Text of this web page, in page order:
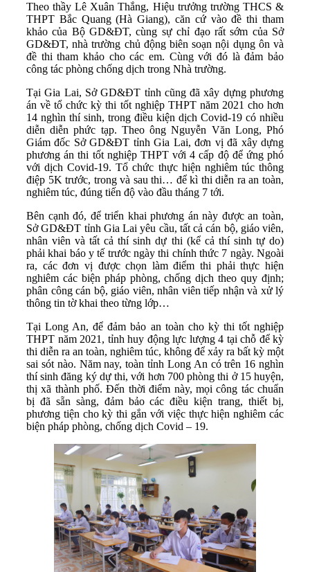
Theo thầy Lê Xuân Thắng, Hiệu trưởng trường THCS &
THPT Bắc Quang (Hà Giang), căn cứ vào đề thi tham
khảo của Bộ GD&ĐT, cùng sự chỉ đạo rất sớm của Sở
GD&ĐT, nhà trường chủ động biên soạn nội dụng ôn và
đề thi tham khảo cho các em. Cùng với đó là đảm bảo
công tác phòng chống dịch trong Nhà trường.
Tại Gia Lai, Sở GD&ĐT tỉnh cũng đã xây dựng phương
án về tổ chức kỳ thi tốt nghiệp THPT năm 2021 cho hơn
14 nghìn thí sinh, trong điều kiện dịch Covid-19 có nhiều
diễn diễn phức tạp. Theo ông Nguyễn Văn Long, Phó
Giám đốc Sở GD&ĐT tỉnh Gia Lai, đơn vị đã xây dựng
phương án thi tốt nghiệp THPT với 4 cấp độ để ứng phó
với dịch Covid-19. Tổ chức thực hiện nghiêm túc thông
điệp 5K trước, trong và sau thi… để kì thi diễn ra an toàn,
nghiêm túc, đúng tiến độ vào đầu tháng 7 tới.
Bên cạnh đó, để triển khai phương án này được an toàn,
Sở GD&ĐT tỉnh Gia Lai yêu cầu, tất cả cán bộ, giáo viên,
nhân viên và tất cả thí sinh dự thi (kể cả thí sinh tự do)
phải khai báo y tế trước ngày thi chính thức 7 ngày. Ngoài
ra, các đơn vị được chọn làm điểm thi phải thực hiện
nghiêm các biện pháp phòng, chống dịch theo quy định;
phân công cán bộ, giáo viên, nhân viên tiếp nhận và xử lý
thông tin tờ khai theo từng lớp…
Tại Long An, để đảm bảo an toàn cho kỳ thi tốt nghiệp
THPT năm 2021, tỉnh huy động lực lượng 4 tại chỗ để kỳ
thi diễn ra an toàn, nghiêm túc, không để xảy ra bất kỳ một
sai sót nào. Năm nay, toàn tỉnh Long An có trên 16 nghìn
thí sinh đăng ký dự thi, với hơn 700 phòng thi ở 15 huyện,
thị xã thành phố. Đến thời điểm này, mọi công tác chuẩn
bị đã sẵn sàng, đảm bảo các điều kiện trang, thiết bị,
phương tiện cho kỳ thi gắn với việc thực hiện nghiêm các
biện pháp phòng, chống dịch Covid – 19.